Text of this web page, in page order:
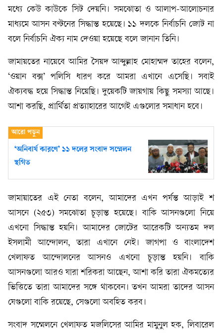
মধ্যে কেউ কাউকে সিট দেয়নি। সমঝোতা ও আলাপ-আলোচনার
মাধ্যমে আসন বণ্টনের সিদ্ধান্ত হয়েছে। ১১ দলকে নির্বাচনি জোট না
বলে নির্বাচনি ঐক্য নাম দেওয়া হয়েছে বলে জানান তিনি।
জামায়তের নায়েবে আমির সৈয়দ আব্দুল্লাহ মোহাম্মদ তাহের বলেন,
‘ওয়ান বক্স’ পলিসি ধারণ করে আমরা এখানে এসেছি। সবাই
ঐক্যবদ্ধ হয়ে সিদ্ধান্ত নিয়েছি। দুয়েকটি জায়গায় কিছু সমস্যা আছে।
আশা করছি, প্রার্থিতা প্রত্যাহারের আগেই এগুলোর সমাধান হবে।
‘অনিবার্য কারণে’ ১১ দলের সংবাদ সম্মেলন
স্থগিত
জামায়াতের এই নেতা বলেন, আমাদের এখন পর্যন্ত আড়াই শ
আসনে (২৫৩) সমঝোতা চূড়ান্ত হয়েছে। বাকি আসনগুলো নিয়ে
এখনো সিদ্ধান্ত হয়নি। আমাদের জোটের আরেকটি অন্যতম দল
ইসলামী আন্দোলন, তারা এখানে নেই। জাগপা ও বাংলাদেশ
খেলাফত আন্দোলনের আসনও এখনো চূড়ান্ত হয়নি। বাকি
আসনগুলো আরও যারা শরিকরা আছেন, আশা করি তারা ঐকমত্যের
ভিত্তিতে তারা আমাদের সঙ্গে থাকবেন। তখন আমরা তাদের আসন
যেগুলো বাকি রয়েছে, সেগুলো অবহিত করব।
সংবাদ সম্মেলনে খেলাফত মজলিসের আমির মামুনুল হক, লিবারেল